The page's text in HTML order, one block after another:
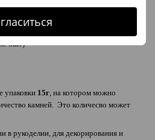
на кофейные зерна на фото
8шт)
упаковки 15г, на котором можно
камней. Это количесво может
в рукоделии, для декорирования и